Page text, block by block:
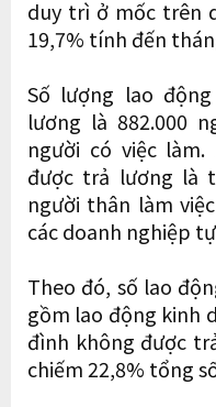
duy trì ở mốc trên
19,7% tính đến
Số lượng lao
lương là 882.000
người có việc
được trả lương là
người thân làm
các doanh nghiệp
Theo đó, số lao
gồm lao động kinh
đình không được
chiếm 22,8% tổng